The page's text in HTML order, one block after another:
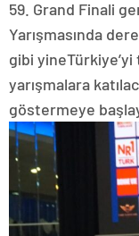
59. Grand Finali
Yarışmasında
gibi
yarışmalara
göstermeye